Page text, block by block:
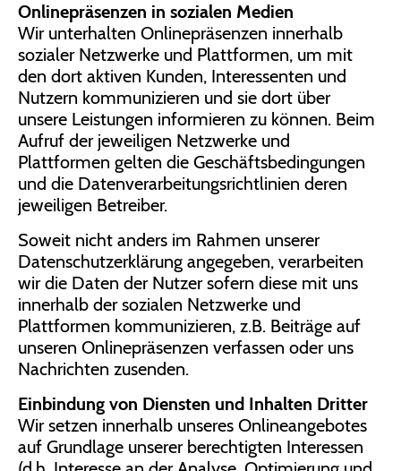
Onlinepräsenzen in sozialen Medien
Wir unterhalten Onlinepräsenzen innerhalb
sozialer Netzwerke und Plattformen, um mit
den dort aktiven Kunden, Interessenten und
Nutzern kommunizieren und sie dort über
unsere Leistungen informieren zu können. Beim
Aufruf der jeweiligen Netzwerke und
Plattformen gelten die Geschäftsbedingungen
und die Datenverarbeitungsrichtlinien deren
jeweiligen Betreiber.
Soweit nicht anders im Rahmen unserer
Datenschutzerklärung angegeben, verarbeiten
wir die Daten der Nutzer sofern diese mit uns
innerhalb der sozialen Netzwerke und
Plattformen kommunizieren, z.B. Beiträge auf
unseren Onlinepräsenzen verfassen oder uns
Nachrichten zusenden.
Einbindung von Diensten und Inhalten Dritter
Wir setzen innerhalb unseres Onlineangebotes
auf Grundlage unserer berechtigten Interessen